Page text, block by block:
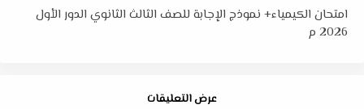
امتحان الكيمياء+ نموذج الإجابة للصف الثالث الثانوي الدور الأول
2026 م
عرض التعليقات